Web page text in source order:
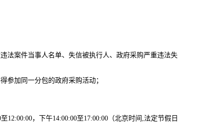
法案件当事人名单、失信被执行人、政府采购严重违法失
参加同一分包的政府采购活动；
12:00:00，下午14:00:00至17:00:00（北京时间,法定节假日